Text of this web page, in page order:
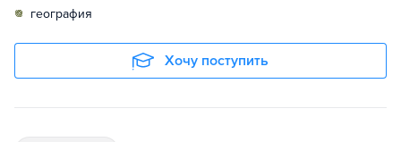
география
Хочу поступить